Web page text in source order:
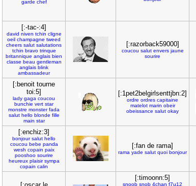
garde chef
[:-tac-:4]
david niven tchin cligne
oeil champagne tweed
cheers salut salutations
tchin bravo trinque
britannique anglais bien
classe beau gentleman
anglais blink
ambassadeur
[:razorback59000]
coucou salut envers jaune
sourire
[:benoit tourne
toi:5]
lady gaga coucou
bunchie vert star
monstre monster fada
salut hello blonde fille
main star
[:1pet2belgirlsenttjbn:2]
ordre ordres capitaine
matelot marin obeir
obeissance salut okay
[:enchiz:3]
bonjour salut hello
coucou bebe panda
wesh copain paix
pooshoo sourire
heureux plaisir sympa
copain calin
[:fan de rama]
rama yade salut quoi bonjour
[:timoonn:5]
snoob snob 4chan f7u12